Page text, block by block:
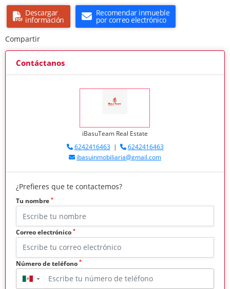
Descargar
información
Recomendar inmueble
por correo electrónico
Compartir
Contáctanos
iBasuTeam Real Estate
6242416463|
6242416463
ibasuinmobiliaria@gmail.com
¿Prefieres que te contactemos?
Tu nombre *
Correo electrónico *
Número de teléfono *
▼